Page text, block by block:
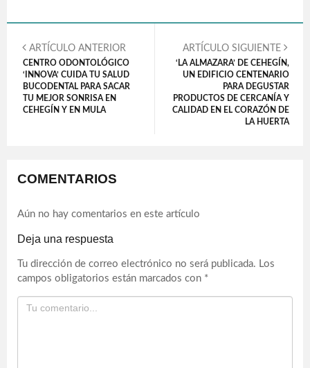
ARTÍCULO ANTERIOR
CENTRO ODONTOLÓGICO
‘INNOVA’ CUIDA TU SALUD
BUCODENTAL PARA SACAR
TU MEJOR SONRISA EN
CEHEGÍN Y EN MULA
ARTÍCULO SIGUIENTE
‘LA ALMAZARA’ DE CEHEGÍN,
UN EDIFICIO CENTENARIO
PARA DEGUSTAR
PRODUCTOS DE CERCANÍA Y
CALIDAD EN EL CORAZÓN DE
LA HUERTA
COMENTARIOS
Aún no hay comentarios en este artículo
Deja una respuesta
Tu dirección de correo electrónico no será publicada. Los
campos obligatorios están marcados con *